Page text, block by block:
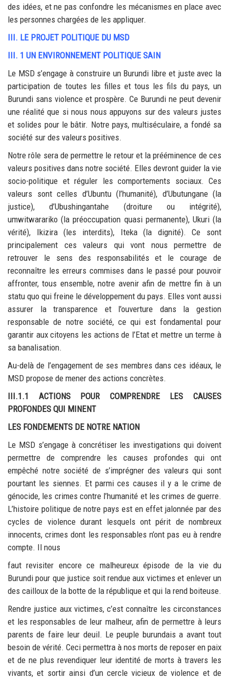
des idées, et ne pas confondre les mécanismes en place avec
les personnes chargées de les appliquer.
III. LE PROJET POLITIQUE DU MSD
III. 1 UN ENVIRONNEMENT POLITIQUE SAIN
Le MSD s’engage à construire un Burundi libre et juste avec la
participation de toutes les filles et tous les fils du pays, un
Burundi sans violence et prospère. Ce Burundi ne peut devenir
une réalité que si nous nous appuyons sur des valeurs justes
et solides pour le bâtir. Notre pays, multiséculaire, a fondé sa
société sur des valeurs positives.
Notre rôle sera de permettre le retour et la prééminence de ces
valeurs positives dans notre société. Elles devront guider la vie
socio-politique et réguler les comportements sociaux. Ces
valeurs sont celles d’Ubuntu (l’humanité), d’Ubutungane (la
justice), d’Ubushingantahe (droiture ou intégrité),
umwitwarariko (la préoccupation quasi permanente), Ukuri (la
vérité), Ikizira (les interdits), Iteka (la dignité). Ce sont
principalement ces valeurs qui vont nous permettre de
retrouver le sens des responsabilités et le courage de
reconnaître les erreurs commises dans le passé pour pouvoir
affronter, tous ensemble, notre avenir afin de mettre fin à un
statu quo qui freine le développement du pays. Elles vont aussi
assurer la transparence et l’ouverture dans la gestion
responsable de notre société, ce qui est fondamental pour
garantir aux citoyens les actions de l’Etat et mettre un terme à
sa banalisation.
Au-delà de l’engagement de ses membres dans ces idéaux, le
MSD propose de mener des actions concrètes.
III.1.1 ACTIONS POUR COMPRENDRE LES CAUSES
PROFONDES QUI MINENT
LES FONDEMENTS DE NOTRE NATION
Le MSD s’engage à concrétiser les investigations qui doivent
permettre de comprendre les causes profondes qui ont
empêché notre société de s’imprégner des valeurs qui sont
pourtant les siennes. Et parmi ces causes il y a le crime de
génocide, les crimes contre l’humanité et les crimes de guerre.
L’histoire politique de notre pays est en effet jalonnée par des
cycles de violence durant lesquels ont périt de nombreux
innocents, crimes dont les responsables n’ont pas eu à rendre
compte. Il nous
faut revisiter encore ce malheureux épisode de la vie du
Burundi pour que justice soit rendue aux victimes et enlever un
des cailloux de la botte de la république et qui la rend boiteuse.
Rendre justice aux victimes, c’est connaître les circonstances
et les responsables de leur malheur, afin de permettre à leurs
parents de faire leur deuil. Le peuple burundais a avant tout
besoin de vérité. Ceci permettra à nos morts de reposer en paix
et de ne plus revendiquer leur identité de morts à travers les
vivants, et sortir ainsi d’un cercle vicieux de violence et de